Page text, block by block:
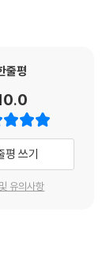
수만 있어도 성
하고 싶어 하고, 친
답한 건 아이 자신
하고, 가르쳐 주는
께 안전하고 행
성원으로서 자신
들’이다. 특수교
더 심해지거나
함께 성장하는’ 곳
이들이 소외감을
실에서 이루어지
하는 법을 보여
줄평
평 쓰기
유의사항